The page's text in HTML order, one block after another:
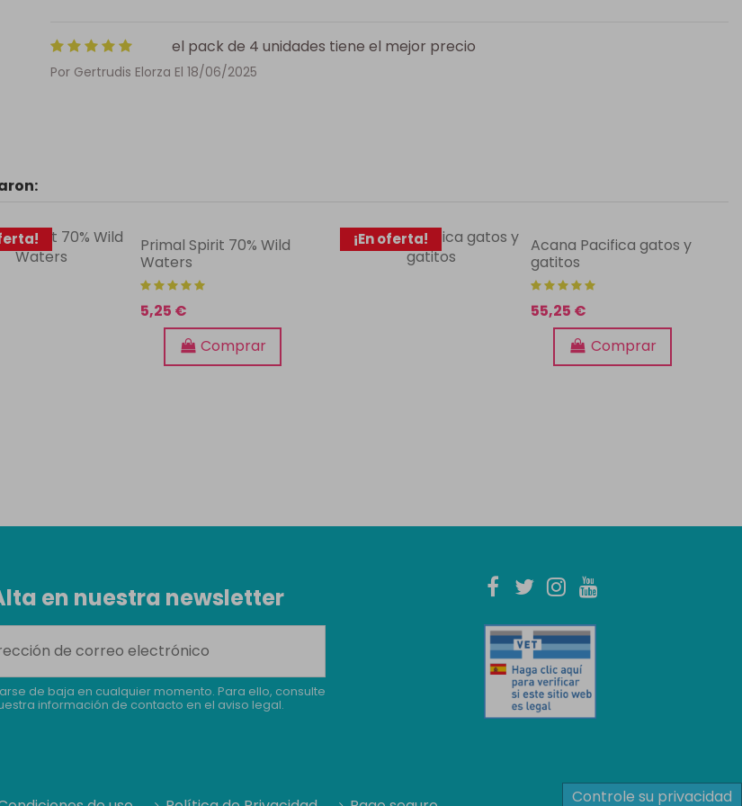
el pack de 4 unidades tiene el mejor precio
Por Gertrudis Elorza El 18/06/2025
Primal Spirit 70% Wild
Waters
5,25 €
Comprar
¡En oferta!
Acana Pacifica gatos y
gatitos
55,25 €
Comprar
en nuestra newsletter
de baja en cualquier momento. Para ello, consulte
información de contacto en el aviso legal.
Controle su privacidad